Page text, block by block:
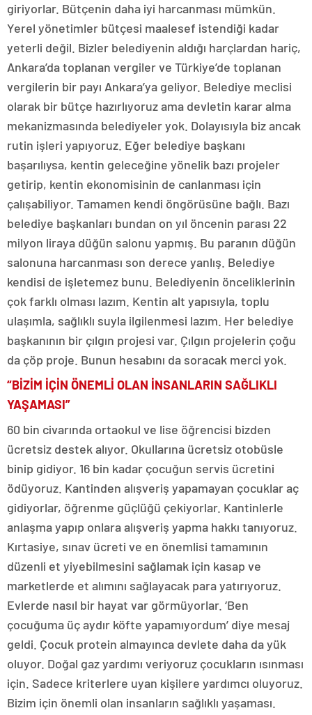
giriyorlar. Bütçenin daha iyi harcanması mümkün.
Yerel yönetimler bütçesi maalesef istendiği kadar
yeterli değil. Bizler belediyenin aldığı harçlardan hariç,
Ankara’da toplanan vergiler ve Türkiye’de toplanan
vergilerin bir payı Ankara’ya geliyor. Belediye meclisi
olarak bir bütçe hazırlıyoruz ama devletin karar alma
mekanizmasında belediyeler yok. Dolayısıyla biz ancak
rutin işleri yapıyoruz. Eğer belediye başkanı
başarılıysa, kentin geleceğine yönelik bazı projeler
getirip, kentin ekonomisinin de canlanması için
çalışabiliyor. Tamamen kendi öngörüsüne bağlı. Bazı
belediye başkanları bundan on yıl öncenin parası 22
milyon liraya düğün salonu yapmış. Bu paranın düğün
salonuna harcanması son derece yanlış. Belediye
kendisi de işletemez bunu. Belediyenin önceliklerinin
çok farklı olması lazım. Kentin alt yapısıyla, toplu
ulaşımla, sağlıklı suyla ilgilenmesi lazım. Her belediye
başkanının bir çılgın projesi var. Çılgın projelerin çoğu
da çöp proje. Bunun hesabını da soracak merci yok.
“BİZİM İÇİN ÖNEMLİ OLAN İNSANLARIN SAĞLIKLI
YAŞAMASI”
60 bin civarında ortaokul ve lise öğrencisi bizden
ücretsiz destek alıyor. Okullarına ücretsiz otobüsle
binip gidiyor. 16 bin kadar çocuğun servis ücretini
ödüyoruz. Kantinden alışveriş yapamayan çocuklar aç
gidiyorlar, öğrenme güçlüğü çekiyorlar. Kantinlerle
anlaşma yapıp onlara alışveriş yapma hakkı tanıyoruz.
Kırtasiye, sınav ücreti ve en önemlisi tamamının
düzenli et yiyebilmesini sağlamak için kasap ve
marketlerde et alımını sağlayacak para yatırıyoruz.
Evlerde nasıl bir hayat var görmüyorlar. ‘Ben
çocuğuma üç aydır köfte yapamıyordum’ diye mesaj
geldi. Çocuk protein almayınca devlete daha da yük
oluyor. Doğal gaz yardımı veriyoruz çocukların ısınması
için. Sadece kriterlere uyan kişilere yardımcı oluyoruz.
Bizim için önemli olan insanların sağlıklı yaşaması.